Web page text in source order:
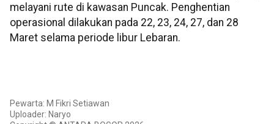
melayani rute di kawasan Puncak. Penghentian
operasional dilakukan pada 22, 23, 24, 27, dan 28
Maret selama periode libur Lebaran.
Pewarta: M Fikri Setiawan
Uploader: Naryo